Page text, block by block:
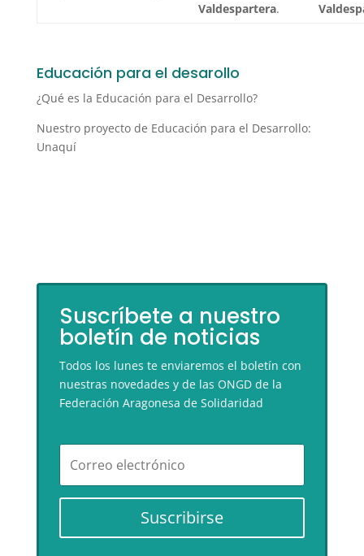
Valdespartera.
Educación para el desarollo
¿Qué es la Educación para el Desarrollo?
Nuestro proyecto de Educación para el Desarrollo:
Unaquí
Suscríbete a nuestro
boletín de noticias
Todos los lunes te enviaremos el boletín con
nuestras novedades y de las ONGD de la
Federación Aragonesa de Solidaridad
Suscribirse